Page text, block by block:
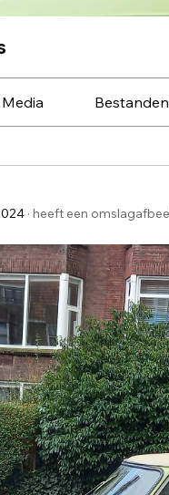
Media Bestanden
· heeft een